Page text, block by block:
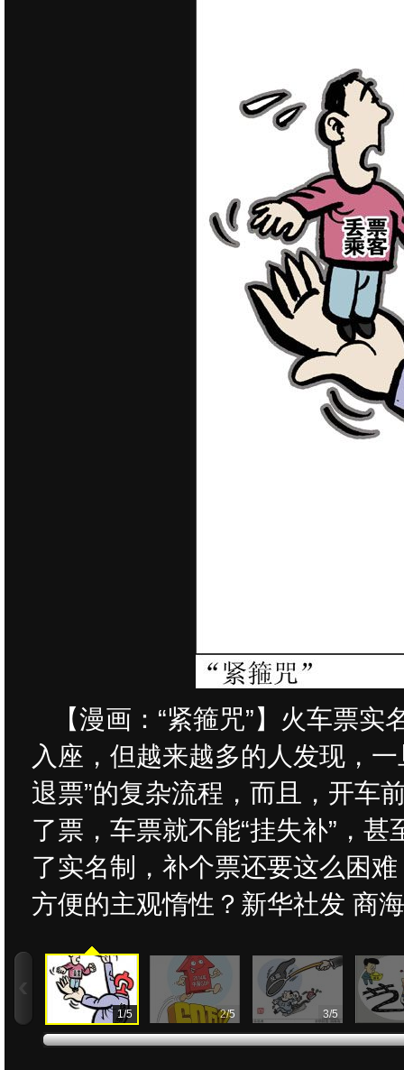
【漫画：“紧箍咒”】火车票
入座，但越来越多的人发现，
退票”的复杂流程，而且，开车
了票，车票就不能“挂失补”，
了实名制，补个票还要这么困
方便的主观惰性？新华社发 商
1/5 2/5 3/5